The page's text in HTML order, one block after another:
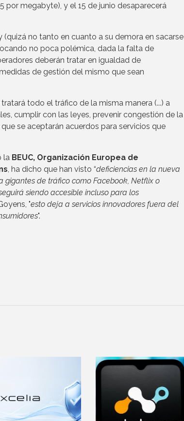
por megabyte), y el 15 de junio desaparecerá
no tanto en cuanto a su demora en sacarse
no poca polémica, dada la falta de
deberán tratar en igualdad de
de gestión del mismo que sean
todo el tráfico de la misma manera (...) a
cumplir con las leyes, prevenir congestión de la
se aceptarán acuerdos para servicios que
la BEUC, Organización Europea de
, ha dicho que han visto “deficiencias en la nueva
gigantes de tráfico como Facebook, Netflix o
siendo accesible incluso para los
"esto deja a servicios innovadores fuera del
".